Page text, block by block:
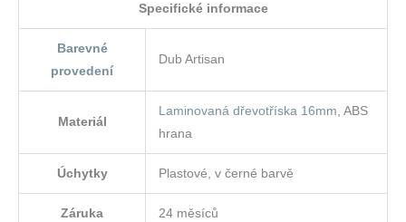
Specifické informace
Barevné
provedení
Dub Artisan
Materiál
Laminovaná dřevotříska 16mm, ABS
hrana
Úchytky Plastové, v černé barvě
Záruka 24 měsíců